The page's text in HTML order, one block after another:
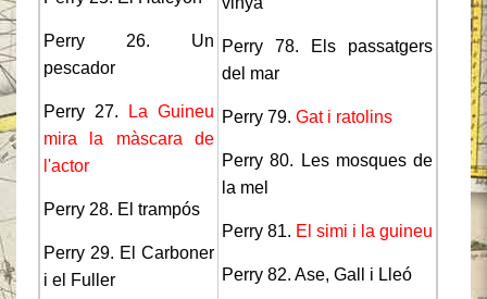
Perry 26. Un
pescador
Perry 27.
La Guineu
mira la màscara de
l'actor
Perry 28. El trampós
Perry 29. El Carboner
i el Fuller
Perry 78. Els passatgers
del mar
Perry 79. Gat i ratolins
Perry 80. Les mosques de
la mel
Perry 81. El simi i la guineu
Perry 82. Ase, Gall i Lleó